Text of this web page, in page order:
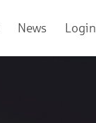
News Login